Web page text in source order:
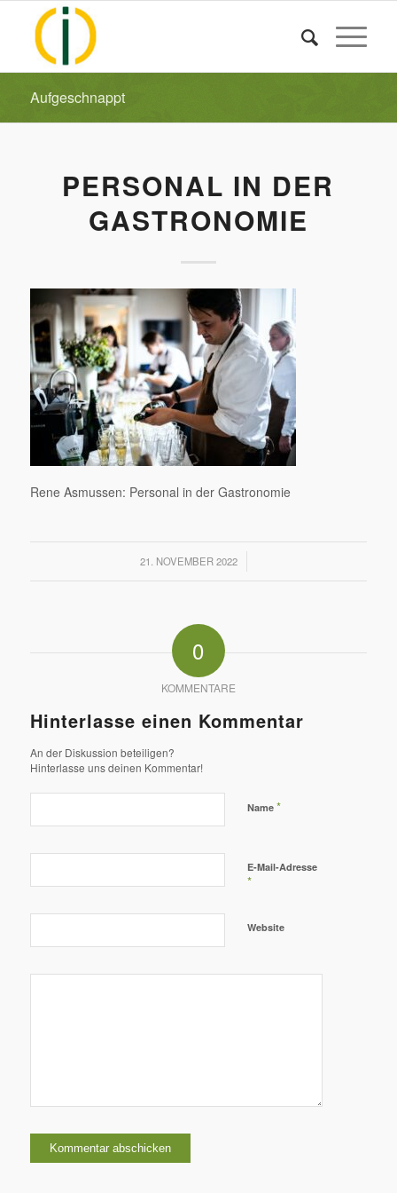
Aufgeschnappt
PERSONAL IN DER
GASTRONOMIE
Rene Asmussen: Personal in der Gastronomie
21. NOVEMBER 2022
/
0
KOMMENTARE
Hinterlasse einen Kommentar
An der Diskussion beteiligen?
Hinterlasse uns deinen Kommentar!
Name *
E-Mail-Adresse
*
Website